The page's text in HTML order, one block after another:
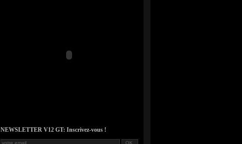
NEWSLETTER V12 GT: Inscrivez-vous !